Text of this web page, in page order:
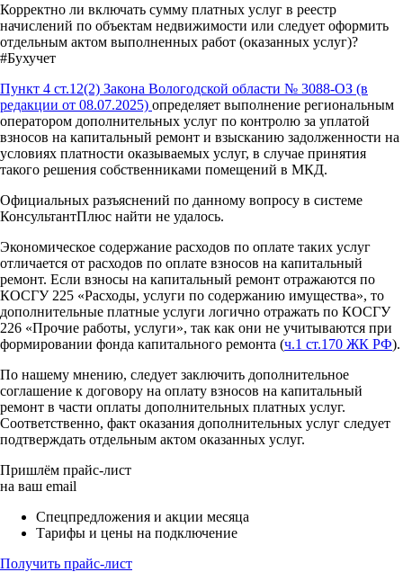
Корректно ли включать сумму платных услуг в реестр
начислений по объектам недвижимости или следует оформить
отдельным актом выполненных работ (оказанных услуг)?
#Бухучет
Пункт 4 ст.12(2) Закона Вологодской области № 3088-ОЗ (в
редакции от 08.07.2025) определяет выполнение региональным
оператором дополнительных услуг по контролю за уплатой
взносов на капитальный ремонт и взысканию задолженности на
условиях платности оказываемых услуг, в случае принятия
такого решения собственниками помещений в МКД.
Официальных разъяснений по данному вопросу в системе
КонсультантПлюс найти не удалось.
Экономическое содержание расходов по оплате таких услуг
отличается от расходов по оплате взносов на капитальный
ремонт. Если взносы на капитальный ремонт отражаются по
КОСГУ 225 «Расходы, услуги по содержанию имущества», то
дополнительные платные услуги логично отражать по КОСГУ
226 «Прочие работы, услуги», так как они не учитываются при
формировании фонда капитального ремонта (ч.1 ст.170 ЖК РФ).
По нашему мнению, следует заключить дополнительное
соглашение к договору на оплату взносов на капитальный
ремонт в части оплаты дополнительных платных услуг.
Соответственно, факт оказания дополнительных услуг следует
подтверждать отдельным актом оказанных услуг.
Пришлём прайс-лист
на ваш email
Спецпредложения и акции месяца
Тарифы и цены на подключение
Получить прайс-лист